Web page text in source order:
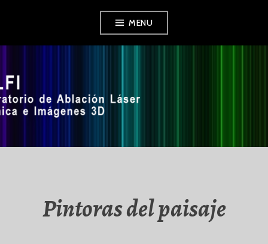
MENU
LALFI
Pintoras del paisaje